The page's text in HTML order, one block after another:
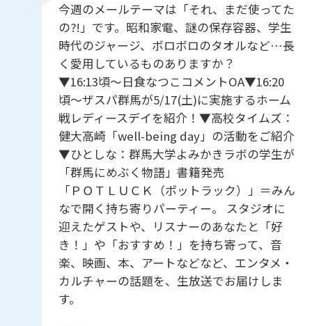
今週のメールテーマは「それ、まだ使ってた
の?!」です。昭和家電、謎の保存容器、学生
時代のジャージ、ボロボロのタオルなど…長
く愛用しているものありますか？
▼16:13頃～日食なつこコメントOA▼16:20
頃～ザスパ群馬が5/17(土)に実施するホーム
戦レディースデイを紹介！▼高校タイムズ：
健大高崎「well-being day」の活動をご紹介
▼ひとしな：群馬大学よみかきラボの学生が
「群馬にめぶく物語」書籍発売
「ＰＯＴＬＵＣＫ（ポットラック）」＝みん
なで開く持ち寄りパーティー。 スタジオに
迎えたゲストや、リスナーのあなたと「好
き！」や「おすすめ！」を持ち寄って、音
楽、映画、本、アートなどなど、エンタメ・
カルチャーの話題を、生放送でお届けしま
す。